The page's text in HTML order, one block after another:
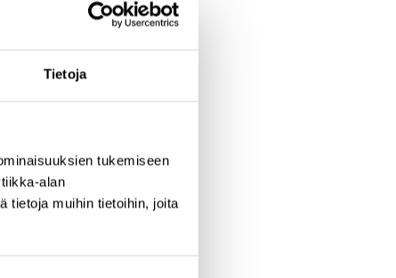
Tietoja
tukemiseen
alan
tietoja muihin tietoihin, joita